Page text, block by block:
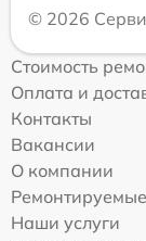
© 2026
Стоимость
Оплата и
Контакты
Вакансии
О компании
Наши услуги